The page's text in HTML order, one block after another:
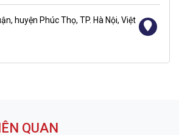
huyện Phúc Thọ, TP. Hà Nội, Việt
QUAN